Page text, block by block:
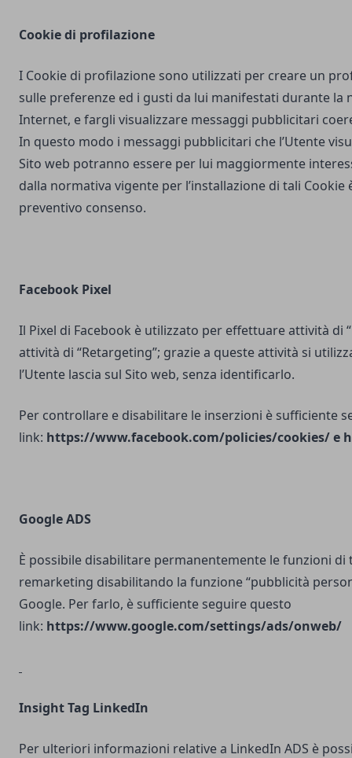
Cookie di profilazione
I Cookie di profilazione sono utilizzati per creare un
sulle preferenze ed i gusti da lui manifestati durante la
Internet, e fargli visualizzare messaggi pubblicitari
In questo modo i messaggi pubblicitari che l’Utente
Sito web potranno essere per lui maggiormente
dalla normativa vigente per l’installazione di tali Cookie
preventivo consenso.
Facebook Pixel
Il Pixel di Facebook è utilizzato per effettuare attività di
attività di “Retargeting”; grazie a queste attività si
l’Utente lascia sul Sito web, senza identificarlo.
Per controllare e disabilitare le inserzioni è sufficiente
link: https://www.facebook.com/policies/cookies/e
Google ADS
È possibile disabilitare permanentemente le funzioni di
remarketing disabilitando la funzione “pubblicità
Google. Per farlo, è sufficiente seguire questo
link: https://www.google.com/settings/ads/onweb/
Insight Tag LinkedIn
Per ulteriori informazioni relative a LinkedIn ADS è